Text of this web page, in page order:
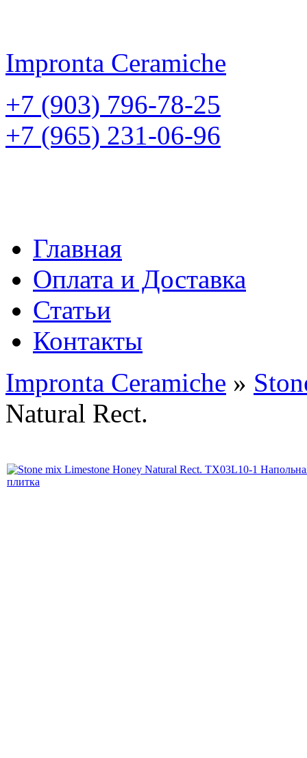
Impronta Ceramiche
+7 (903) 796-78-25
+7 (965) 231-06-96
Главная
Оплата и Доставка
Статьи
Контакты
Impronta Ceramiche »
Natural Rect.